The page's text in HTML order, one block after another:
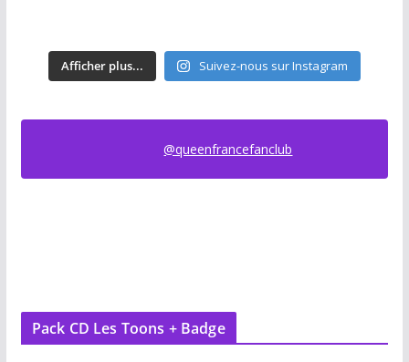
Afficher plus... Suivez-nous sur Instagram
@queenfrancefanclub
Pack CD Les Toons + Badge